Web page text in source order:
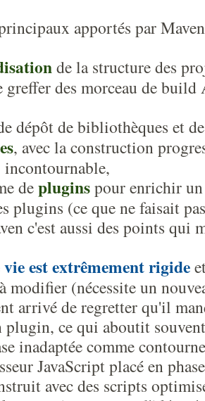
apportés par
de la structure des
des morceau de
dépôt de bibliothèques et
, avec la construction
depluginspour enrichir
plugins (ce que ne faisait
c'est aussi des points qui
vie est extrêmement rigide
modifier (nécessite un
arrivé de regretter qu'il
plugin, ce qui aboutit
inadaptée comme
JavaScript placé en
avec des scripts